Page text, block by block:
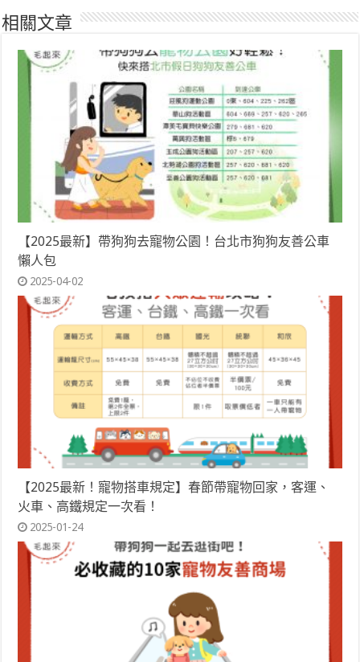
相關文章
【2025最新】帶狗狗去寵物公園！台北市狗狗友善公車
懶人包
2025-04-02
【2025最新！寵物搭車規定】春節帶寵物回家，客運、
火車、高鐵規定一次看！
2025-01-24